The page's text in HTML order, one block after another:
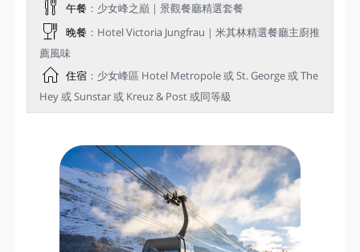
午餐 ：少女峰之巔｜景觀餐廳精選套餐
晚餐 ：Hotel Victoria Jungfrau｜米其林精選餐廳主廚推
薦風味
住宿：少女峰區 Hotel Metropole 或 St. George 或 The
Hey 或 Sunstar 或 Kreuz & Post 或同等級